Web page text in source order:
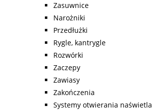
Zasuwnice
Narożniki
Przedłużki
Rygle, kantrygle
Rozwórki
Zaczepy
Zawiasy
Zakończenia
Systemy otwierania naświetla